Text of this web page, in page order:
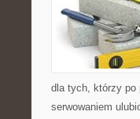
dla tych, którzy po
serwowaniem